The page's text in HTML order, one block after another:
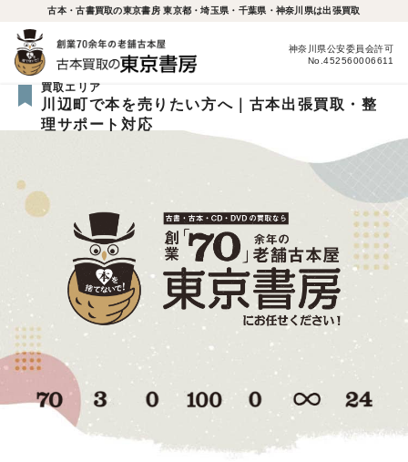
古本・古書買取の東京書房 東京都・埼玉県・千葉県・神奈川県は出張買取
神奈川県公安委員会許可
No.452560006611
買取エリア
川辺町で本を売りたい方へ｜古本出張買取・整
理サポート対応